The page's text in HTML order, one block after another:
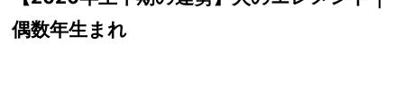
に一
偶数年生まれ